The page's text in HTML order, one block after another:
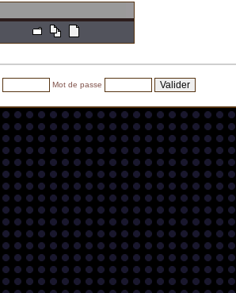
Mot de passe